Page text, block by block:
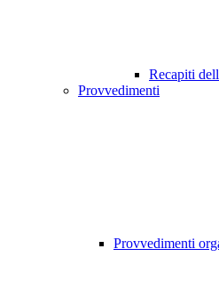
Recapiti
Provvedimenti
Provvedimenti